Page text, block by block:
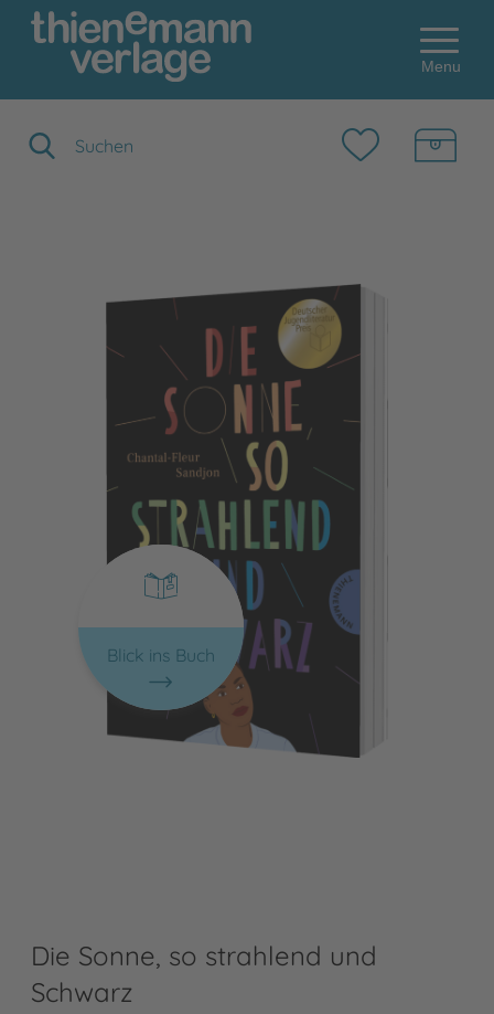
Menu
Blick ins Buch
Die Sonne, so strahlend und
Schwarz